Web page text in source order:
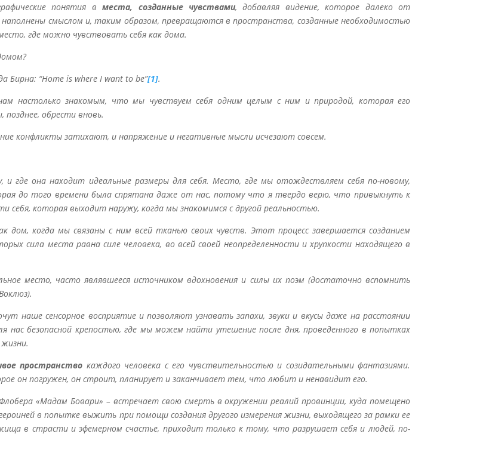
понятия вместа, созданные чувствами, добавляя видение, которое далеко от
смыслом и, таким образом, превращаются в пространства, созданные необходимостью
где можно чувствовать себя как дома.
Бирна: “Home is where I want to be”[1].
настолько знакомым, что мы чувствуем себя одним целым с ним и природой, которая его
обрести вновь.
конфликты затихают, и напряжение и негативные мысли исчезают совсем.
где она находит идеальные размеры для себя. Место, где мы отождествляем себя по-новому,
до того времени была спрятана даже от нас, потому что я твердо верю, что привыкнуть к
которая выходит наружу, когда мы знакомимся с другой реальностью.
дом, когда мы связаны с ним всей тканью своих чувств. Этот процесс завершается созданием
сила места равна силе человека, во всей своей неопределенности и хрупкости находящего в
место, часто являвшееся источником вдохновения и силы их поэм (достаточно вспомнить
наше сенсорное восприятие и позволяют узнавать запахи, звуки и вкусы даже на расстоянии
нас безопасной крепостью, где мы можем найти утешение после дня, проведенного в попытках
пространство каждого человека с его чувствительностью и созидательными фантазиями.
он погружен, он строит, планирует и заканчивает тем, что любит и ненавидит его.
«Мадам Бовари» – встречает свою смерть в окружении реалий провинции, куда помещено
в попытке выжить при помощи создания другого измерения жизни, выходящего за рамки ее
в страсти и эфемерном счастье, приходит только к тому, что разрушает себя и людей, по-